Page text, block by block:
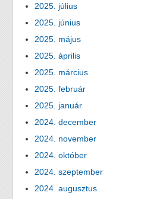
2025. július
2025. június
2025. május
2025. április
2025. március
2025. február
2025. január
2024. december
2024. november
2024. október
2024. szeptember
2024. augusztus